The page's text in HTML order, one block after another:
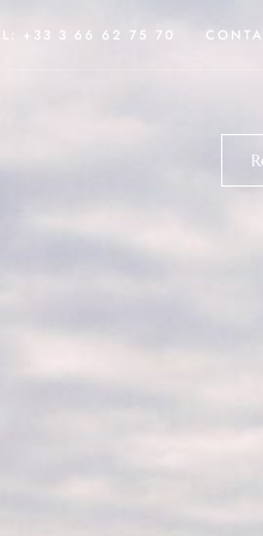
+33 3 66 62 75 70